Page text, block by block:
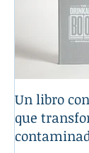
Un libro
que